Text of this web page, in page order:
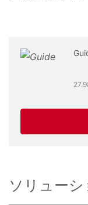
ソリューシ